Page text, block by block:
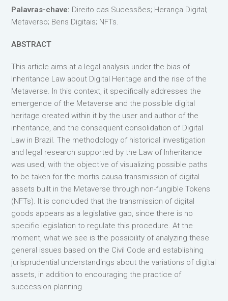
Palavras-chave: Direito das Sucessões; Herança Digital;
Metaverso; Bens Digitais; NFTs.
ABSTRACT
This article aims at a legal analysis under the bias of
Inheritance Law about Digital Heritage and the rise of the
Metaverse. In this context, it specifically addresses the
emergence of the Metaverse and the possible digital
heritage created within it by the user and author of the
inheritance, and the consequent consolidation of Digital
Law in Brazil. The methodology of historical investigation
and legal research supported by the Law of Inheritance
was used, with the objective of visualizing possible paths
to be taken for the mortis causa transmission of digital
assets built in the Metaverse through non-fungible Tokens
(NFTs). It is concluded that the transmission of digital
goods appears as a legislative gap, since there is no
specific legislation to regulate this procedure. At the
moment, what we see is the possibility of analyzing these
general issues based on the Civil Code and establishing
jurisprudential understandings about the variations of digital
assets, in addition to encouraging the practice of
succession planning.